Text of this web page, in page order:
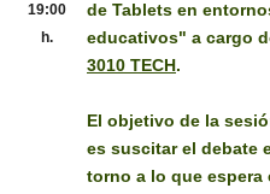
19:00
h.
de Tablets en
educativos" a cargo
3010 TECH .
El objetivo de la
es suscitar el debate
torno a lo que espera